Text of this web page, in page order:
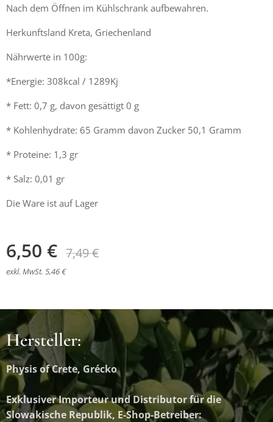
Nach dem Öffnen im Kühlschrank aufbewahren.
Herkunftsland Kreta, Griechenland
Nährwerte in 100g:
*Energie: 308kcal / 1289Kj
* Fett: 0,7 g, davon gesättigt 0 g
* Kohlenhydrate: 65 Gramm davon Zucker 50,1 Gramm
* Proteine: 1,3 gr
* Salz: 0,01 gr
Die Ware ist auf Lager
6,50 € 7,49€
exkl. MwSt. 5,46 €
Hersteller:
Physis of Crete, Grécko
Exklusiver Importeur und Distributorfür die
Slowakische Republik, E-Shop-Betreiber: